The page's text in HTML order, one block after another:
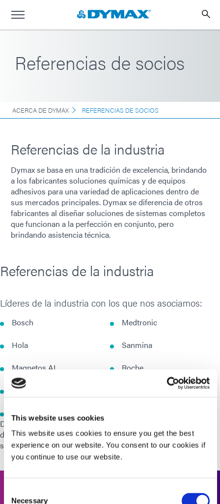
This website uses cookies
This website uses cookies to ensure you get the best
experience on our website. You consent to our cookies if
you continue to use our website.
Necessary
Referencias de socios
ACERCA DE DYMAX REFERENCIAS DE SOCIOS
Referencias de la industria
Dymax se basa en una tradición de excelencia, brindando
a los fabricantes soluciones químicas y de equipos
adhesivos para una variedad de aplicaciones dentro de
sus mercados principales. Dymax se diferencia de otros
fabricantes al diseñar soluciones de sistemas completos
que funcionan a la perfección en conjunto, pero
brindando asistencia técnica.
Referencias de la industria
Líderes de la industria con los que nos asociamos:
Bosch
Hola
Magnetos AL
ZKW
BBraun
Medtronic
Sanmina
Roche
Dymax trabaja en colaboración con sus clientes para
desarrollar soluciones de pegado personalizadas para
satisfacer sus requisitos de fabricación únicos y exigentes.